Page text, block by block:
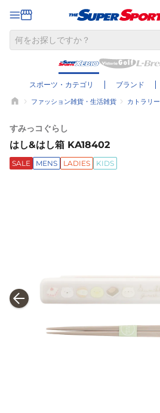
スポーツ・カテゴリ ブランド
ファッション雑貨・生活雑貨 カトラリー
すみっコぐらし
はし&はし箱 KA18402
SALE MENS LADIES KIDS